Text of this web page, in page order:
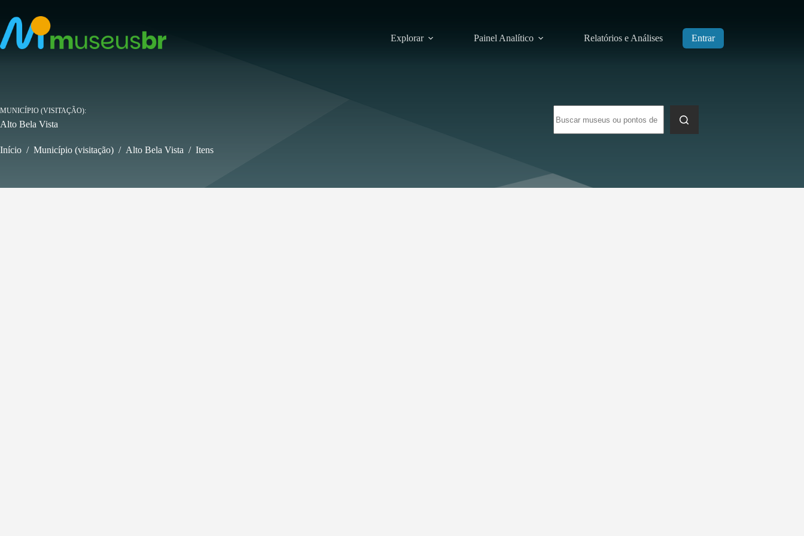
para
conteúdo
Explorar Painel Analítico Relatórios e Análises Entrar
resultados
MUNICÍPIO (VISITAÇÃO)
Alto Bela Vista
Início / Município (visitação) / Alto Bela Vista / Itens